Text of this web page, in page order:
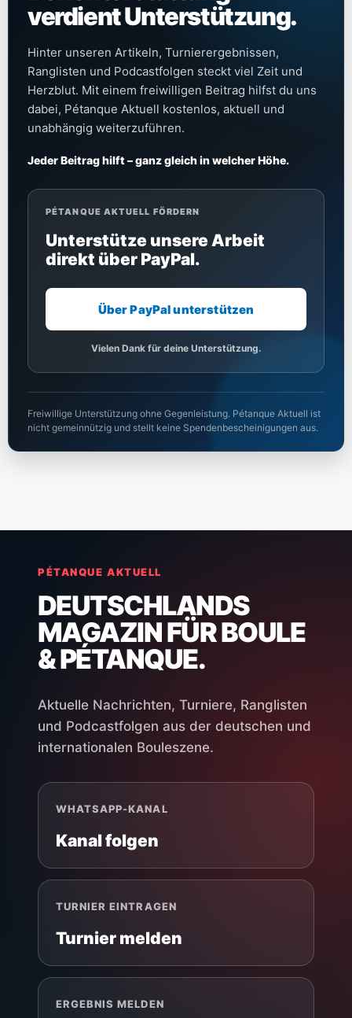
verdient Unterstützung.
Hinter unseren Artikeln, Turnierergebnissen,
Ranglisten und Podcastfolgen steckt viel Zeit und
Herzblut. Mit einem freiwilligen Beitrag hilfst du uns
dabei, Pétanque Aktuell kostenlos, aktuell und
unabhängig weiterzuführen.
Jeder Beitrag hilft – ganz gleich in welcher Höhe.
PÉTANQUE AKTUELL FÖRDERN
Unterstütze unsere Arbeit
direkt über PayPal.
Über PayPal unterstützen
Vielen Dank für deine Unterstützung.
Freiwillige Unterstützung ohne Gegenleistung. Pétanque Aktuell ist
nicht gemeinnützig und stellt keine Spendenbescheinigungen aus.
PÉTANQUE AKTUELL
DEUTSCHLANDS
MAGAZIN FÜR BOULE
& PÉTANQUE.
Aktuelle Nachrichten, Turniere, Ranglisten
und Podcastfolgen aus der deutschen und
internationalen Bouleszene.
WHATSAPP-KANAL
Kanal folgen
TURNIER EINTRAGEN
Turnier melden
ERGEBNIS MELDEN